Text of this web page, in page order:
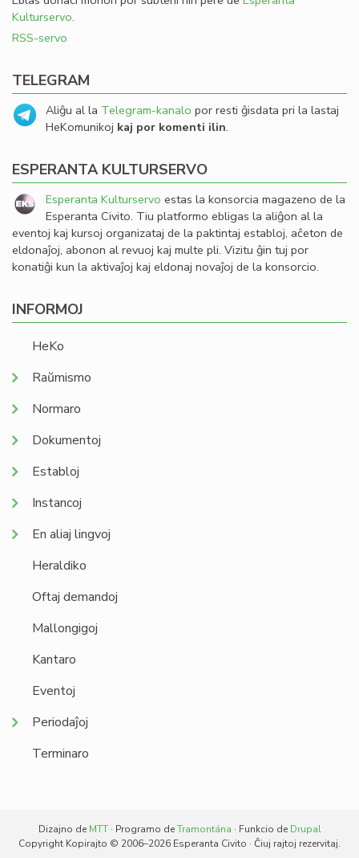
Kulturservo.
RSS-servo
TELEGRAM
Aliĝu al la Telegram-kanalo por resti ĝisdata pri la lastaj
HeKomunikoj kaj por komenti ilin.
ESPERANTA KULTURSERVO
Esperanta Kulturservo estas la konsorcia magazeno de la
Esperanta Civito. Tiu platformo ebligas la aliĝon al la
eventoj kaj kursoj organizataj de la paktintaj establoj, aĉeton de
eldonaĵoj, abonon al revuoj kaj multe pli. Vizitu ĝin tuj por
konatiĝi kun la aktivaĵoj kaj eldonaj novaĵoj de la konsorcio.
INFORMOJ
HeKo
Raŭmismo
Normaro
Dokumentoj
Establoj
Instancoj
En aliaj lingvoj
Heraldiko
Oftaj demandoj
Mallongigoj
Kantaro
Eventoj
Periodaĵoj
Terminaro
Dizajno de MTT· Programo deTramontána · Funkcio de Drupal
Copyright Kopirajto © 2006–2026 Esperanta Civito · Ĉiuj rajtoj rezervitaj.